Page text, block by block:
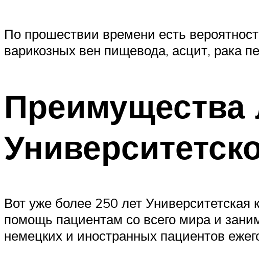
По прошествии времени есть
варикозных вен пищевода, асцит, рака
Преимущества
Вот уже более 250 лет
помощь пациентам со всего мира и
немецких и иностранных пациентов